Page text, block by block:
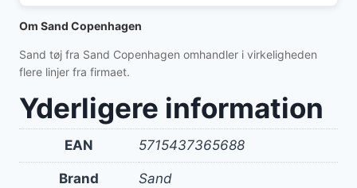
Om Sand Copenhagen
Sand tøj fra Sand Copenhagen omhandler i virkeligheden
flere linjer fra firmaet.
Yderligere information
EAN 5715437365688
Brand Sand